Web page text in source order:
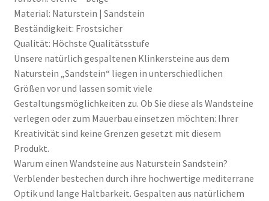
Material: Naturstein | Sandstein
Beständigkeit: Frostsicher
Qualität: Höchste Qualitätsstufe
Unsere natürlich gespaltenen Klinkersteine aus dem
Naturstein „Sandstein“ liegen in unterschiedlichen
Größen vor und lassen somit viele
Gestaltungsmöglichkeiten zu. Ob Sie diese als Wandsteine
verlegen oder zum Mauerbau einsetzen möchten: Ihrer
Kreativität sind keine Grenzen gesetzt mit diesem
Produkt.
Warum einen Wandsteine aus Naturstein Sandstein?
Verblender bestechen durch ihre hochwertige mediterrane
Optik und lange Haltbarkeit. Gespalten aus natürlichem